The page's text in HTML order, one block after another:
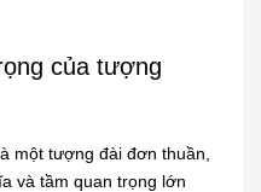
của tượng
một tượng đài đơn thuần,
và tầm quan trọng lớn